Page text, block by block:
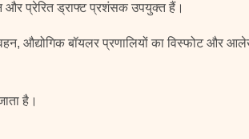
और प्रेरित ड्राफ्ट प्रशंसक उपयुक्त हैं।
औद्योगिक बॉयलर प्रणालियों का विस्फोट और
है।